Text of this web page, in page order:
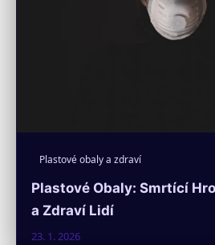
Plastové obaly a zdraví
Plastové Obaly: Smrtící
a Zdraví Lidí
23. 1. 2026